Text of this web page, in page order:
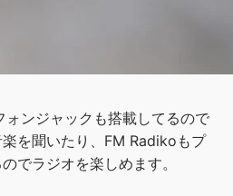
ンジャックも搭載してるので
を聞いたり、FM Radikoもプ
でラジオを楽しめます。